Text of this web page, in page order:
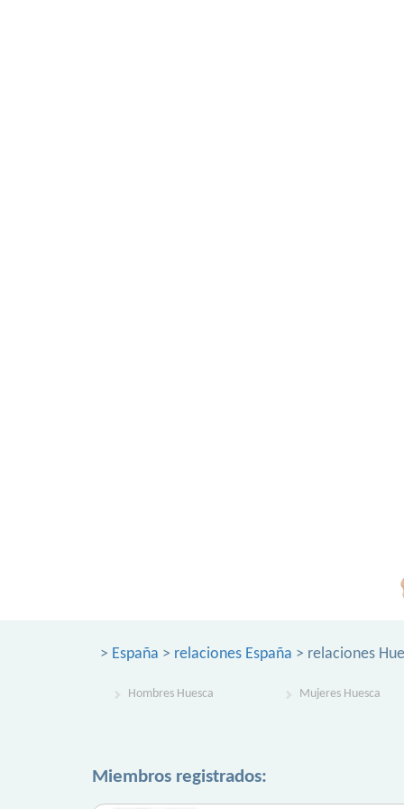
> España > relaciones España > relaciones
Hombres Huesca Mujeres Huesca
Miembros registrados: